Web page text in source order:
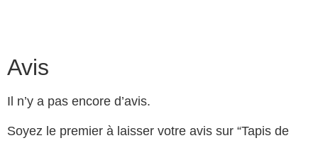
Avis
Il n’y a pas encore d’avis.
Soyez le premier à laisser votre avis sur “Tapis de